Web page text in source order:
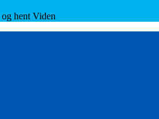
hent Viden